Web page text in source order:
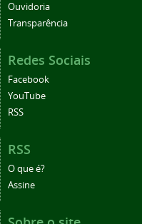
Ouvidoria
Transparência
Redes Sociais
Facebook
YouTube
RSS
RSS
O que é?
Assine